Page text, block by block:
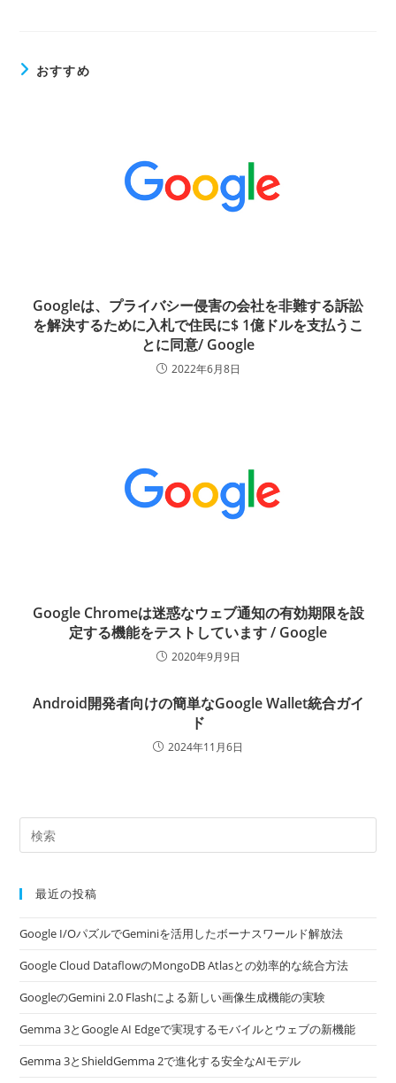
おすすめ
Googleは、プライバシー侵害の会社を非難する訴訟
を解決するために入札で住民に$ 1億ドルを支払うこ
とに同意/ Google
2022年6月8日
Google Chromeは迷惑なウェブ通知の有効期限を設
定する機能をテストしています / Google
2020年9月9日
Android開発者向けの簡単なGoogle Wallet統合ガイ
ド
2024年11月6日
最近の投稿
Google I/OパズルでGeminiを活用したボーナスワールド解放法
Google Cloud DataflowのMongoDB Atlasとの効率的な統合方法
GoogleのGemini 2.0 Flashによる新しい画像生成機能の実験
Gemma 3とGoogle AI Edgeで実現するモバイルとウェブの新機能
Gemma 3とShieldGemma 2で進化する安全なAIモデル